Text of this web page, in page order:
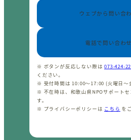
ウェブから問い合
電話で問い合わ
※ ボタンが反応しない際は073-424-
ください。
※ 受付時間は 10:00〜17:00 (火曜日〜
※ 不在時は、和歌山県NPOサポートセ
す。
※ プライバシーポリシーは こちら を